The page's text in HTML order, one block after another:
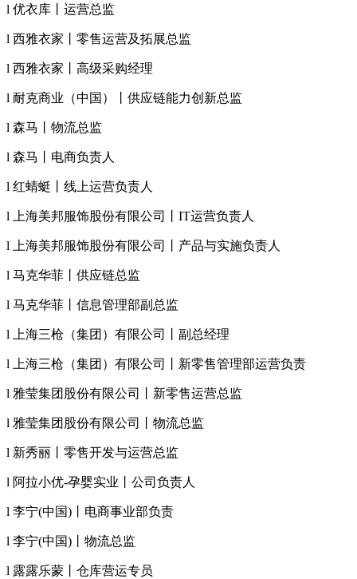
l 优衣库丨运营总监
l 西雅衣家丨零售运营及拓展总监
l 西雅衣家丨高级采购经理
l 耐克商业（中国）丨供应链能力创新总监
l 森马丨物流总监
l 森马丨电商负责人
l 红蜻蜓丨线上运营负责人
l 上海美邦服饰股份有限公司丨IT运营负责人
l 上海美邦服饰股份有限公司丨产品与实施负责人
l 马克华菲丨供应链总监
l 马克华菲丨信息管理部副总监
l 上海三枪（集团）有限公司丨副总经理
l 上海三枪（集团）有限公司丨新零售管理部运营负责
l 雅莹集团股份有限公司丨新零售运营总监
l 雅莹集团股份有限公司丨物流总监
l 新秀丽丨零售开发与运营总监
l 阿拉小优-孕婴实业丨公司负责人
l 李宁(中国)丨电商事业部负责
l 李宁(中国)丨物流总监
l 露露乐蒙丨仓库营运专员